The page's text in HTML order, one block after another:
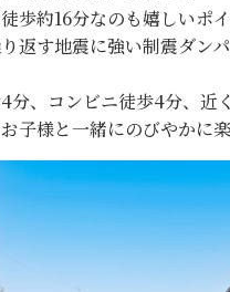
歩約16分なのも嬉しいポ
返す地震に強い制震ダン
分、コンビニ徒歩4分、近
子様と一緒にのびやかに